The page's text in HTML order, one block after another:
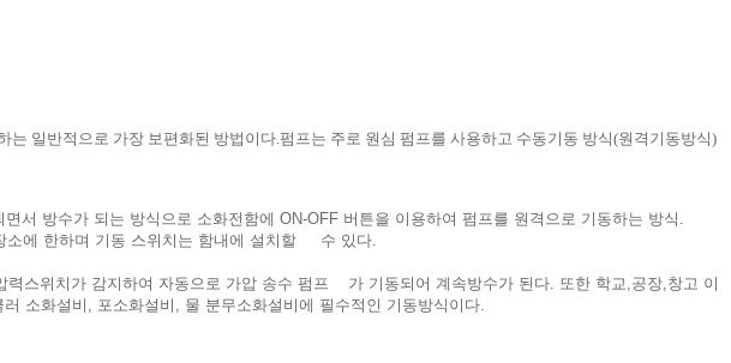
일반적으로 가장 보편화된 방법이다.펌프는 주로 원심 펌프를 사용하고 수동기동 방식(원격기동방식)
방수가 되는 방식으로 소화전함에 ON-OFF 버튼을 이용하여 펌프를 원격으로 기동하는 방식.
소에 한하며 기동 스위치는 함내에 설치할 수 있다.
스위치가 감지하여 자동으로 가압 송수 펌프 가 기동되어 계속방수가 된다. 또한 학교,공장,창고 이
화설비, 포소화설비, 물 분무소화설비에 필수적인 기동방식이다.